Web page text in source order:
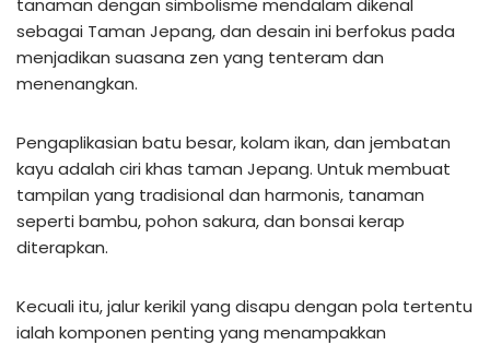
tanaman dengan simbolisme mendalam dikenal
sebagai Taman Jepang, dan desain ini berfokus pada
menjadikan suasana zen yang tenteram dan
menenangkan.
Pengaplikasian batu besar, kolam ikan, dan jembatan
kayu adalah ciri khas taman Jepang. Untuk membuat
tampilan yang tradisional dan harmonis, tanaman
seperti bambu, pohon sakura, dan bonsai kerap
diterapkan.
Kecuali itu, jalur kerikil yang disapu dengan pola tertentu
ialah komponen penting yang menampakkan